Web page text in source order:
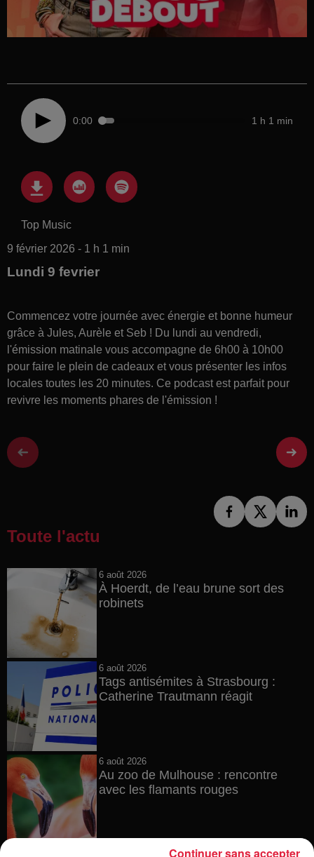
0:00 1 h 1 min
Top Music
9 février 2026 - 1 h 1 min
Lundi 9 fevrier
Commencez votre journée avec énergie et bonne humeur
grâce à Jules, Aurèle et Seb ! Du lundi au vendredi,
l'émission matinale vous accompagne de 6h00 à 10h00
pour faire le plein de cadeaux et vous présenter les infos
locales toutes les 20 minutes. Ce podcast est parfait pour
revivre les moments phares de l'émission !
Toute l'actu
6 août 2026
À Hoerdt, de l’eau brune sort des
robinets
6 août 2026
Tags antisémites à Strasbourg :
Catherine Trautmann réagit
6 août 2026
Au zoo de Mulhouse : rencontre
avec les flamants rouges
Continuer sans accepter